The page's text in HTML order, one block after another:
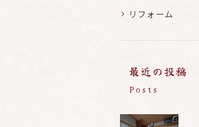
リフォーム
最近の投稿
Posts